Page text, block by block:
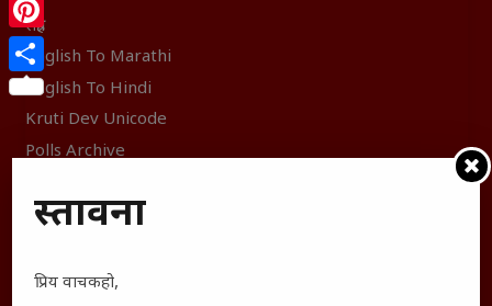
संग्रह
English To Marathi
English To Hindi
Kruti Dev Unicode
Polls Archive
Thought For The Day
आराम
Pinterest
Share
प्रस्तावना
प्रिय वाचकहो,